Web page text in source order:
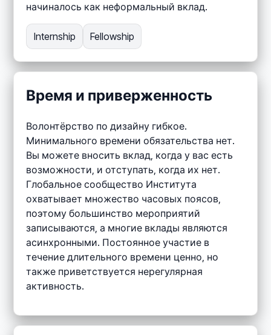
начиналось как неформальный вклад.
Internship Fellowship
Время и приверженность
Волонтёрство по дизайну гибкое.
Минимального времени обязательства нет.
Вы можете вносить вклад, когда у вас есть
возможности, и отступать, когда их нет.
Глобальное сообщество Института
охватывает множество часовых поясов,
поэтому большинство мероприятий
записываются, а многие вклады являются
асинхронными. Постоянное участие в
течение длительного времени ценно, но
также приветствуется нерегулярная
активность.